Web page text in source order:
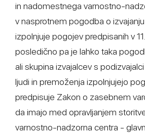
in nadomestnega varnostno-
v nasprotnem pogodba o
izpolnjuje pogojev predpisanih v
posledično pa je lahko taka
ali skupina izvajalcev s
ljudi in premoženja izpolnjujejo
predpisuje Zakon o zasebnem
da imajo med opravljanjem
varnostno-nadzorna centra -